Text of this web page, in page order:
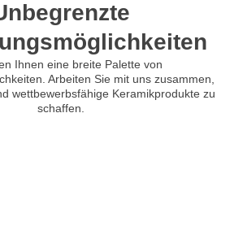
Ihnen eine breite Palette von
Arbeiten Sie mit uns zusammen,
wettbewerbsfähige Keramikprodukte zu
schaffen.